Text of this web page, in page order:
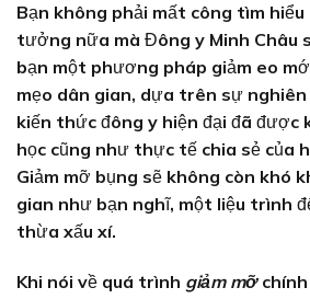
Bạn không phải mất công tìm
tưởng nữa mà Đông y Minh Châu
bạn một phương pháp giảm eo
mẹo dân gian, dựa trên sự nghiên
kiến thức đông y hiện đại đã được
học cũng như thực tế chia sẻ của
Giảm mỡ bụng sẽ không còn khó
gian như bạn nghĩ, một liệu trình
thừa xấu xí.
Khi nói về quá trình giảm mỡchính